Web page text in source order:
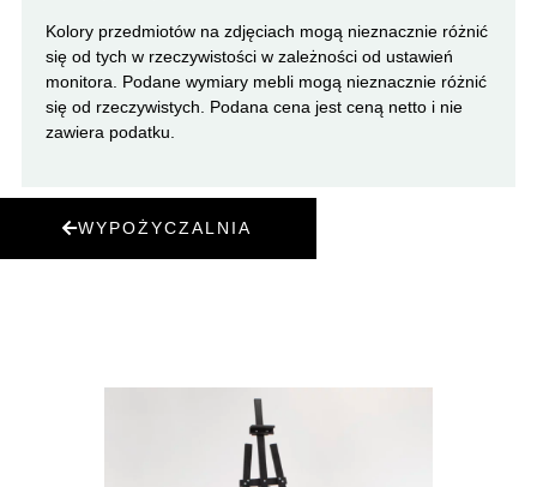
Kolory przedmiotów na zdjęciach mogą nieznacznie różnić
się od tych w rzeczywistości w zależności od ustawień
monitora. Podane wymiary mebli mogą nieznacznie różnić
się od rzeczywistych. Podana cena jest ceną netto i nie
zawiera podatku.
WYPOŻYCZALNIA